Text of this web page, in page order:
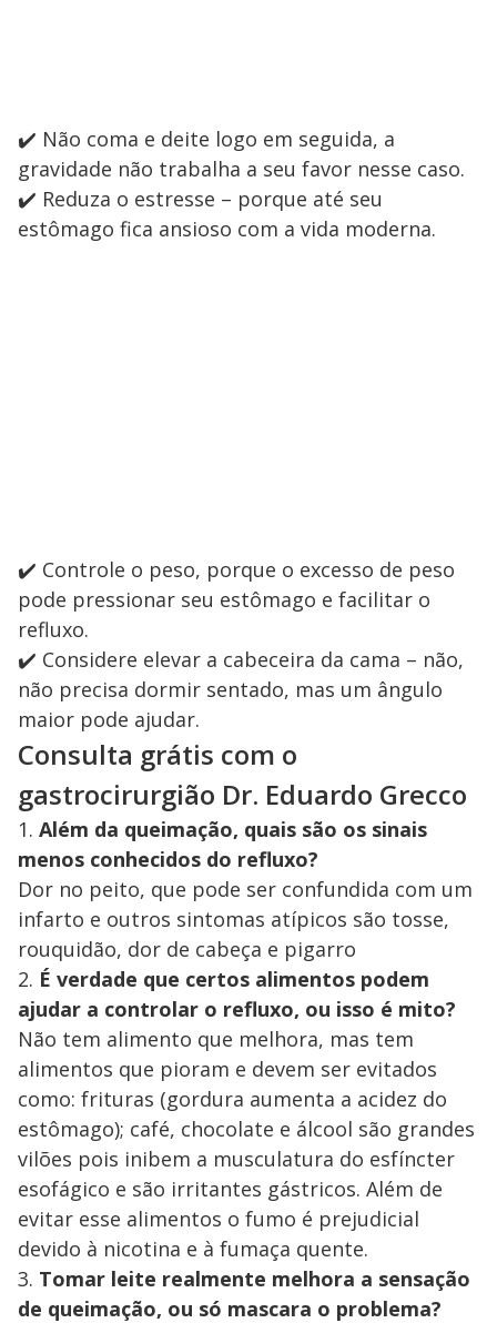
✔️ Não coma e deite logo em seguida, a
gravidade não trabalha a seu favor nesse caso.
✔️ Reduza o estresse – porque até seu
estômago fica ansioso com a vida moderna.
✔️ Controle o peso, porque o excesso de peso
pode pressionar seu estômago e facilitar o
refluxo.
✔️ Considere elevar a cabeceira da cama – não,
não precisa dormir sentado, mas um ângulo
maior pode ajudar.
Consulta grátis com o
gastrocirurgião Dr. Eduardo Grecco
1. Além da queimação, quais são os sinais
menos conhecidos do refluxo?
Dor no peito, que pode ser confundida com um
infarto e outros sintomas atípicos são tosse,
rouquidão, dor de cabeça e pigarro
2. É verdade que certos alimentos podem
ajudar a controlar o refluxo, ou isso é mito?
Não tem alimento que melhora, mas tem
alimentos que pioram e devem ser evitados
como: frituras (gordura aumenta a acidez do
estômago); café, chocolate e álcool são grandes
vilões pois inibem a musculatura do esfíncter
esofágico e são irritantes gástricos. Além de
evitar esse alimentos o fumo é prejudicial
devido à nicotina e à fumaça quente.
3. Tomar leite realmente melhora a sensação
de queimação, ou só mascara o problema?